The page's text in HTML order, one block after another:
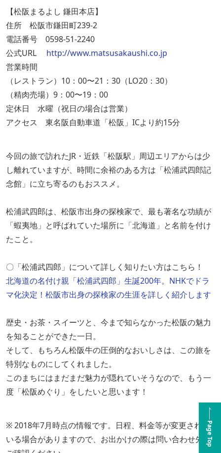
【松阪まるよし 鎌田本店】
住所 松阪市鎌田町239-2
電話番号 0598-51-2240
公式URL http://www.matsusakaushi.co.jp
営業時間
（レストラン）10：00〜21：30（LO20：30）
（精肉売場）9：00〜19：00
定休日 水曜（祝日の場合は営業）
アクセス 東名阪自動車道「松阪」ICより約15分
今回の旅で訪れたJR・近鉄「松阪駅」周辺エリアからは少
し離れていますが、時間に余裕のある方は「松浦武四郎記
念館」に立ち寄るのもおススメ。
松浦武四郎は、松阪市出身の探検家で、最も著名な功績が
「蝦夷地」と呼ばれていた場所に「北海道」と名前を付け
たこと。
〇「松浦武四郎」について詳しく知りたい方はこちら！
北海道の名付け親「松浦武四郎」生誕200年。NHKでドラ
マ化決定！松阪市出身の探検家の生涯を詳しく紹介します
歴史・お茶・スイーツと、今まで知らなかった松阪の魅力
を知ることができた一日。
そして、もちろん松阪牛の圧倒的なおいしさは、この旅を
特別なものにしてくれました。
このまちにはまだまだ魅力が隠れていそうなので、もう一
度「松阪めぐり」をしたいと思います！
※ 2018年7月時点の情報です。日程、料金等が変更されて
いる場合がありますので、お出かけの際は問い合わせ先に
Page Top